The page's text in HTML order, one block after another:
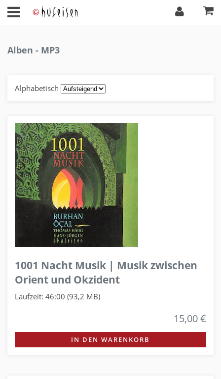
Alben - MP3
Alphabetisch
1001 Nacht Musik | Musik zwischen
Orient und Okzident
Laufzeit: 46:00 (93,2 MB)
15,00 €
IN DEN WARENKORB